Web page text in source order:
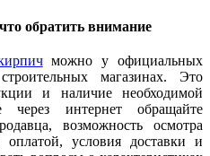
обратить внимание
можно у официальных
магазинах. Это
и наличие необходимой
через интернет обращайте
возможность осмотра
оплатой, условия доставки и